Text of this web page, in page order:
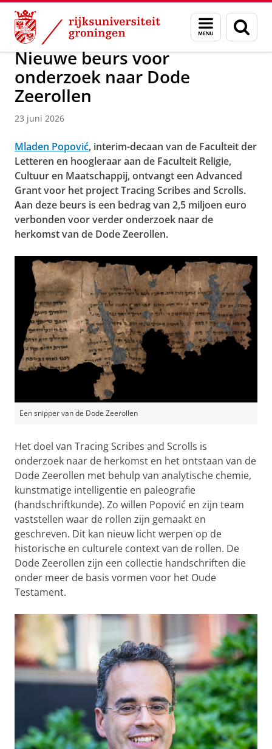
Skip
Content
Skip
Navigation
Menu
en
zoeken
Over ons Actueel
Nieuwe beurs voor
onderzoek naar Dode
Zeerollen
23 juni 2026
Mladen Popović, interim-decaan van de Faculteit der
Letteren en hoogleraar aan de Faculteit Religie,
Cultuur en Maatschappij, ontvangt een Advanced
Grant voor het project Tracing Scribes and Scrolls.
Aan deze beurs is een bedrag van 2,5 miljoen euro
verbonden voor verder onderzoek naar de
herkomst van de Dode Zeerollen.
Een snipper van de Dode Zeerollen
Het doel van Tracing Scribes and Scrolls is
onderzoek naar de herkomst en het ontstaan van de
Dode Zeerollen met behulp van analytische chemie,
kunstmatige intelligentie en paleografie
(handschriftkunde). Zo willen Popović en zijn team
vaststellen waar de rollen zijn gemaakt en
geschreven. Dit kan nieuw licht werpen op de
historische en culturele context van de rollen. De
Dode Zeerollen zijn een collectie handschriften die
onder meer de basis vormen voor het Oude
Testament.